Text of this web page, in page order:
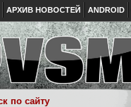
АРХИВ НОВОСТЕЙ ANDROID